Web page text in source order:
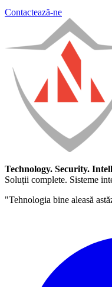
Contactează-ne
Technology. Security.
Soluții complete. Sisteme
"Tehnologia bine aleasă